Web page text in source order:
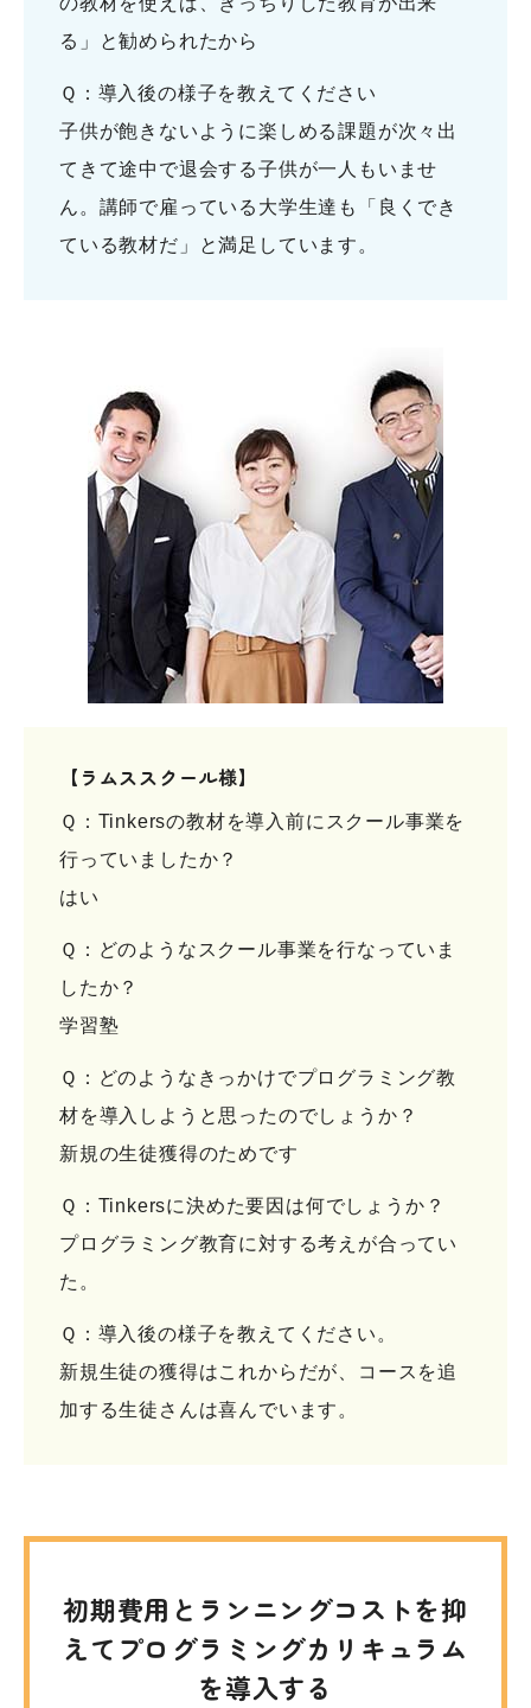
る」と勧められたから
Ｑ：導入後の様子を教えてください
子供が飽きないように楽しめる課題が次々出
てきて途中で退会する子供が一人もいませ
ん。講師で雇っている大学生達も「良くでき
ている教材だ」と満足しています。
【ラムススクール様】
Ｑ：Tinkersの教材を導入前にスクール事業を
行っていましたか？
はい
Ｑ：どのようなスクール事業を行なっていま
したか？
学習塾
Ｑ：どのようなきっかけでプログラミング教
材を導入しようと思ったのでしょうか？
新規の生徒獲得のためです
Ｑ：Tinkersに決めた要因は何でしょうか？
プログラミング教育に対する考えが合ってい
た。
Ｑ：導入後の様子を教えてください。
新規生徒の獲得はこれからだが、コースを追
加する生徒さんは喜んでいます。
初期費用とランニングコストを抑
えて プログラミングカリキュラム
を導入する